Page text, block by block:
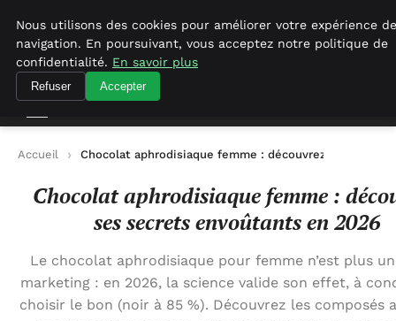
Agence-referencement-seo.com
Accueil Chocolat aphrodisiaque femme : découvrez ses
Chocolat aphrodisiaque femme :
ses secrets envoûtants en 2026
Le chocolat aphrodisiaque pour femme n’est plus
marketing : en 2026, la science valide son effet, à
choisir le bon (noir à 85 %). Découvrez les composés
Nous utilisons des cookies pour améliorer votre expérience de
navigation. En poursuivant, vous acceptez notre politique de
confidentialité. En savoir plus
Refuser Accepter